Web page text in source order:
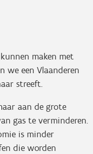
maken met
we een Vlaanderen
streeft.
aan de grote
gas te verminderen.
is minder
die worden